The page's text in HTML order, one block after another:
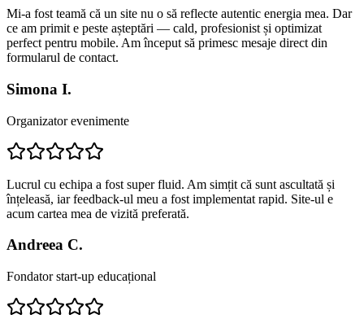
Mi-a fost teamă că un site nu o să reflecte autentic energia mea. Dar
ce am primit e peste așteptări — cald, profesionist și optimizat
perfect pentru mobile. Am început să primesc mesaje direct din
formularul de contact.
Simona I.
Organizator evenimente
Lucrul cu echipa a fost super fluid. Am simțit că sunt ascultată și
înțeleasă, iar feedback-ul meu a fost implementat rapid. Site-ul e
acum cartea mea de vizită preferată.
Andreea C.
Fondator start-up educațional